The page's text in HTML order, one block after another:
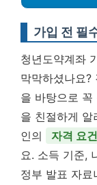
가입 전 필
청년도약계좌
막막하셨나요?
을 바탕으로
을 친절하게 알
인의
자격 요
요. 소득 기준,
정부 발표 자료